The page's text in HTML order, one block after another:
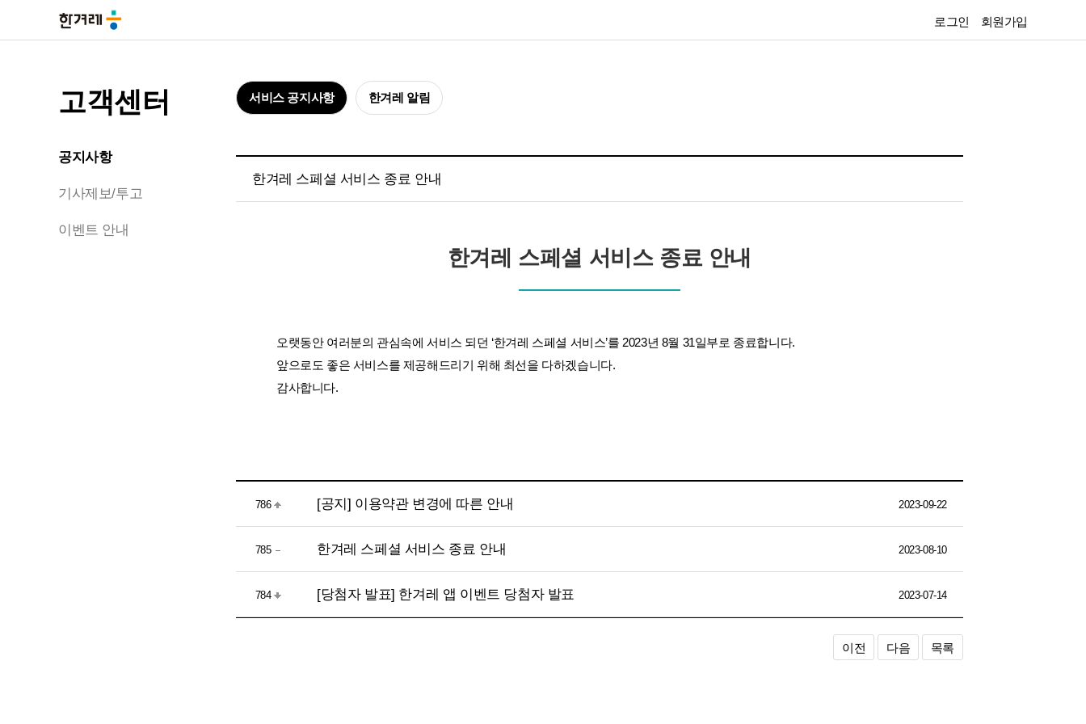
로그인 회원가입
고객센터
공지사항
기사제보/투고
이벤트 안내
서비스 공지사항 한겨레 알림
한겨레 스페셜 서비스 종료 안내
한겨레 스페셜 서비스 종료 안내
오랫동안 여러분의 관심속에 서비스 되던 ‘한겨레 스페셜 서비스’를 2023년 8월 31일부로 종료합니다.
앞으로도 좋은 서비스를 제공해드리기 위해 최선을 다하겠습니다.
감사합니다.
786 [공지] 이용약관 변경에 따른 안내 2023-09-22
785 한겨레 스페셜 서비스 종료 안내 2023-08-10
784 [당첨자 발표] 한겨레 앱 이벤트 당첨자 발표 2023-07-14
이전 다음 목록